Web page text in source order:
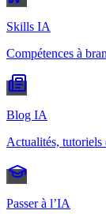
Skills IA
Compétences à
Blog IA
Actualités,
Passer à l’IA